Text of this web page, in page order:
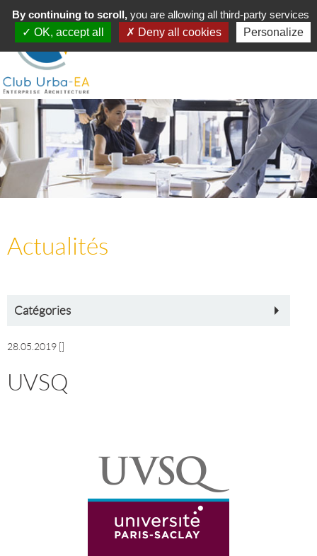
Toggle
navigation
MENU
Actualités
Catégories
28.05.2019
UVSQ
By continuing to scroll,you are allowing all third-party services
OK, accept all
Deny all cookies Personalize